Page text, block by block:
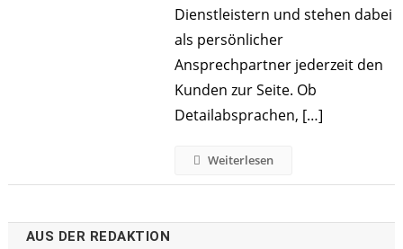
Dienstleistern und stehen dabei
als persönlicher
Ansprechpartner jederzeit den
Kunden zur Seite. Ob
Detailabsprachen, […]
Weiterlesen
AUS DER REDAKTION